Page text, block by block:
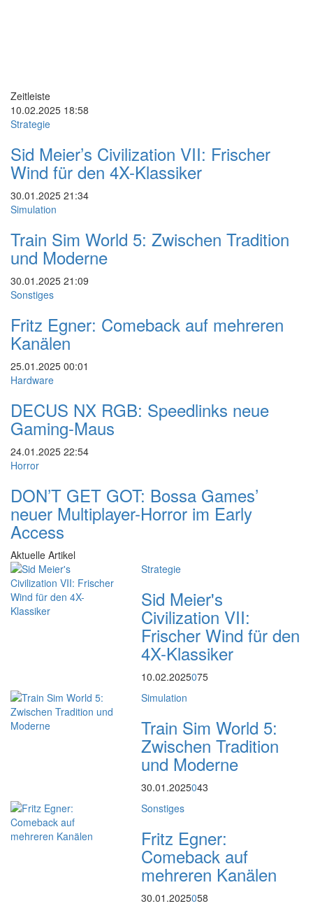
Zeitleiste
10.02.2025 18:58
Strategie
Sid Meier’s Civilization VII: Frischer
Wind für den 4X-Klassiker
30.01.2025 21:34
Simulation
Train Sim World 5: Zwischen Tradition
und Moderne
30.01.2025 21:09
Sonstiges
Fritz Egner: Comeback auf mehreren
Kanälen
25.01.2025 00:01
Hardware
DECUS NX RGB: Speedlinks neue
Gaming-Maus
24.01.2025 22:54
Horror
DON’T GET GOT: Bossa Games’
neuer Multiplayer-Horror im Early
Access
Aktuelle Artikel
Strategie
Sid Meier's
Civilization VII:
Frischer Wind für den
4X-Klassiker
10.02.2025075
Simulation
Train Sim World 5:
Zwischen Tradition
und Moderne
30.01.2025043
Sonstiges
Fritz Egner:
Comeback auf
mehreren Kanälen
30.01.2025058